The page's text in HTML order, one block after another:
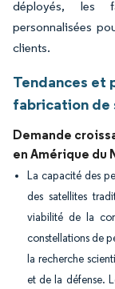
déployés, les
personnalisées
clients.
Tendances et
fabrication de
Demande
en Amérique du
La capacité des
des satellites
viabilité de la
constellations de
la recherche
et de la défense.